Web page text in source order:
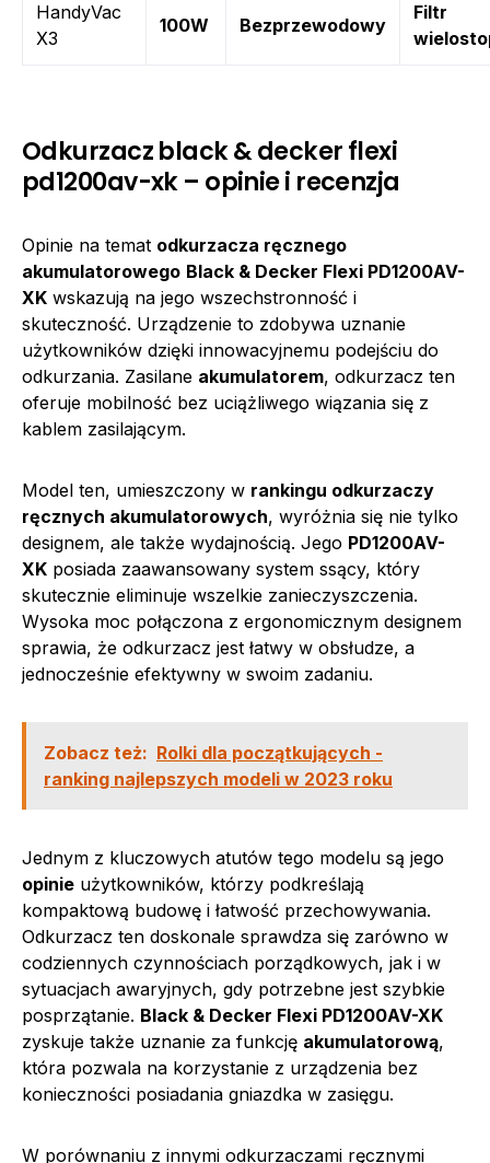
HandyVac
X3
100W Bezprzewodowy
Filtr
Odkurzacz black & decker flexi
pd1200av-xk – opinie i recenzja
Opinie na temat odkurzacza ręcznego
akumulatorowego Black & Decker Flexi PD1200AV-
XK wskazują na jego wszechstronność i
skuteczność. Urządzenie to zdobywa uznanie
użytkowników dzięki innowacyjnemu podejściu do
odkurzania. Zasilane akumulatorem, odkurzacz ten
oferuje mobilność bez uciążliwego wiązania się z
kablem zasilającym.
Model ten, umieszczony w rankingu odkurzaczy
ręcznych akumulatorowych, wyróżnia się nie tylko
designem, ale także wydajnością. Jego PD1200AV-
XK posiada zaawansowany system ssący, który
skutecznie eliminuje wszelkie zanieczyszczenia.
Wysoka moc połączona z ergonomicznym designem
sprawia, że odkurzacz jest łatwy w obsłudze, a
jednocześnie efektywny w swoim zadaniu.
Zobacz też: Rolki dla początkujących -
ranking najlepszych modeli w 2023 roku
Jednym z kluczowych atutów tego modelu są jego
opinie użytkowników, którzy podkreślają
kompaktową budowę i łatwość przechowywania.
Odkurzacz ten doskonale sprawdza się zarówno w
codziennych czynnościach porządkowych, jak i w
sytuacjach awaryjnych, gdy potrzebne jest szybkie
posprzątanie. Black & Decker Flexi PD1200AV-XK
zyskuje także uznanie za funkcję akumulatorową,
która pozwala na korzystanie z urządzenia bez
konieczności posiadania gniazdka w zasięgu.
W porównaniu z innymi odkurzaczami ręcznymi